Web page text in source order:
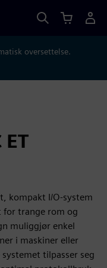
oversettelse.
kompakt I/O-system
for trange rom og
muliggjør enkel
i maskiner eller
tilpasser seg